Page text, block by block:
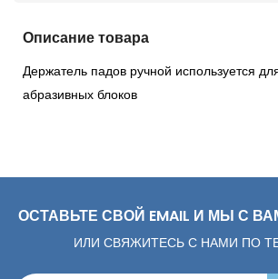
Описание товара
Держатель падов ручной используется
абразивных блоков
ОСТАВЬТЕ СВОЙ EMAIL И МЫ С
ИЛИ СВЯЖИТЕСЬ С НАМИ ПО